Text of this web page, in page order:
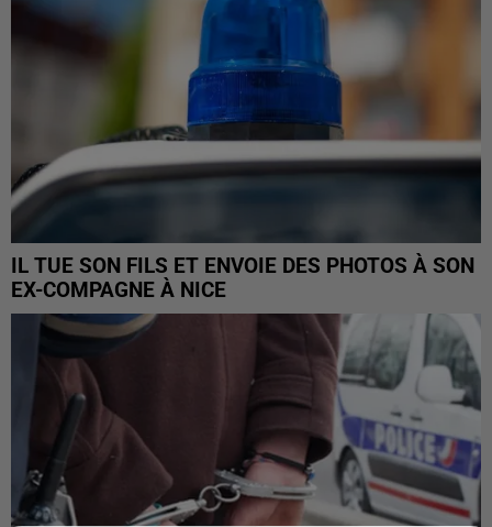
IL TUE SON FILS ET ENVOIE DES PHOTOS À SON
EX-COMPAGNE À NICE